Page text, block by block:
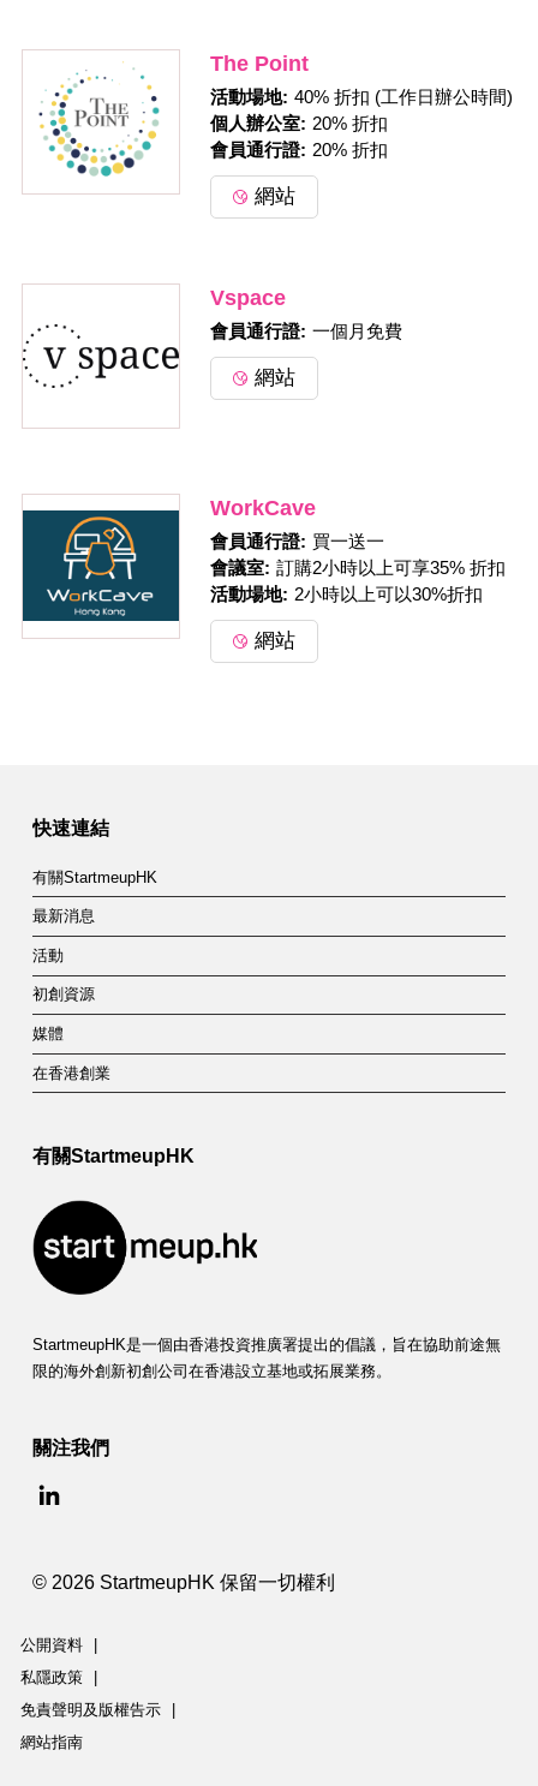
The Point
活動場地: 40% 折扣 (工作日辦公時間)
個人辦公室: 20% 折扣
會員通行證: 20% 折扣
網站
Vspace
會員通行證: 一個月免費
網站
WorkCave
會員通行證: 買一送一
會議室: 訂購2小時以上可享35% 折扣
活動場地: 2小時以上可以30%折扣
網站
快速連結
有關StartmeupHK
最新消息
活動
初創資源
媒體
在香港創業
有關StartmeupHK
StartmeupHK是一個由香港投資推廣署提出的倡議，旨在協助前途無
限的海外創新初創公司在香港設立基地或拓展業務。
關注我們
© 2026 StartmeupHK 保留一切權利
公開資料
私隱政策
免責聲明及版權告示
網站指南